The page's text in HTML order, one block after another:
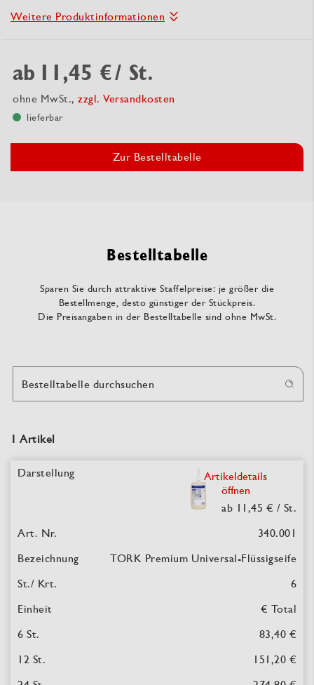
Weitere Produktinformationen
ab 11,45 €/ St.
ohne MwSt., zzgl. Versandkosten
lieferbar
Zur Bestelltabelle
Bestelltabelle
Sparen Sie durch attraktive Staffelpreise: je größer die
Bestellmenge, desto günstiger der Stückpreis.
Die Preisangaben in der Bestelltabelle sind ohne MwSt.
1 Artikel
Bestelltabelle durchsuchen
Artikeldetails
öffnen
ab 11,45 € / St.
340.001
TORK Premium Universal-Flüssigseife
6
€ Total
83,40 €
151,20 €